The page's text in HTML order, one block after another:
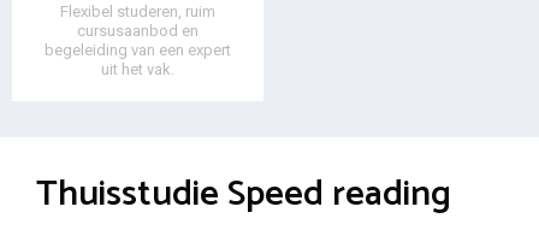
Flexibel studeren, ruim
cursusaanbod en
begeleiding van een expert
uit het vak.
Thuisstudie Speed reading